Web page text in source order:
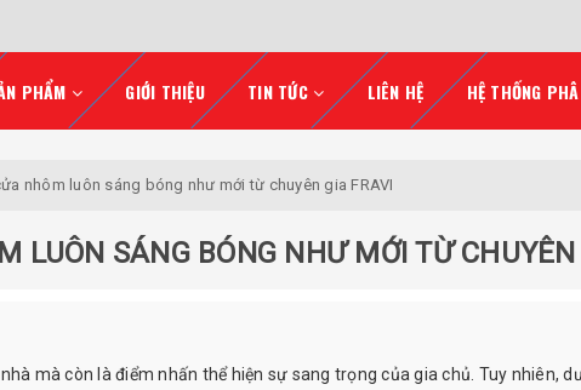
PHẨM GIỚI THIỆU TIN TỨC LIÊN HỆ HỆ THỐNG
nhôm luôn sáng bóng như mới từ chuyên gia FRAVI
LUÔN SÁNG BÓNG NHƯ MỚI TỪ
mà còn là điểm nhấn thể hiện sự sang trọng của gia chủ. Tuy nhiên,